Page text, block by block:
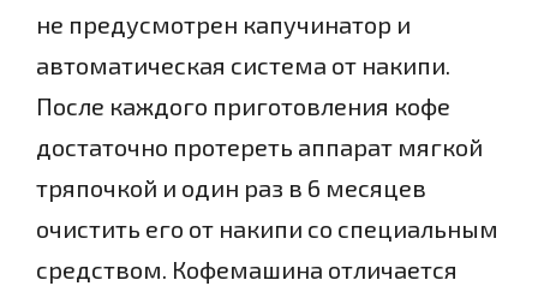
не предусмотрен капучинатор и
автоматическая система от накипи.
После каждого приготовления кофе
достаточно протереть аппарат мягкой
тряпочкой и один раз в 6 месяцев
очистить его от накипи со специальным
средством. Кофемашина отличается